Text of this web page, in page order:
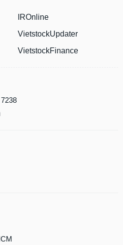
IROnline
VietstockUpdater
VietstockFinance